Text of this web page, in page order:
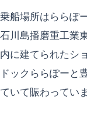
乗船場所はららぽ
石川島播磨重工業
内に建てられたシ
ドックららぽーと
ていて賑わってい